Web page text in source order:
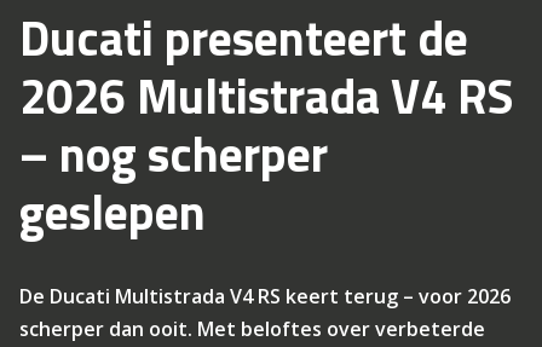
Ducati presenteert de
2026 Multistrada V4 RS
– nog scherper
geslepen
De Ducati Multistrada V4 RS keert terug – voor 2026
scherper dan ooit. Met beloftes over verbeterde